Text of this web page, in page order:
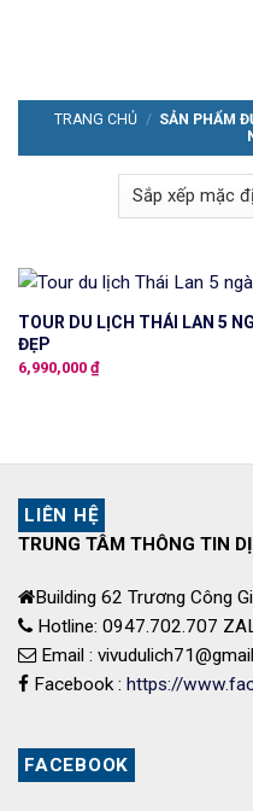
TRANG CHỦ / SẢN PHẨM
TOUR DU LỊCH THÁI LAN 5
ĐẸP
6,990,000 ₫
LIÊN HỆ
TRUNG TÂM THÔNG TIN
Building 62 Trương Công
Hotline: 0947.702.707
Email :
Facebook : https://
FACEBOOK